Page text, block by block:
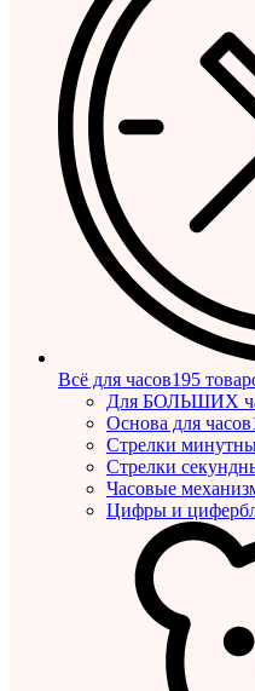
Всё для часов195
Для БОЛЬШИХ
Основа для часов
Стрелки
Стрелки
Часовые
Цифры и